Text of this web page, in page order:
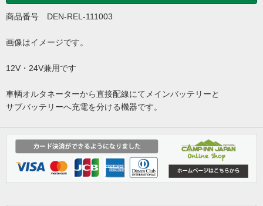
商品番号 DEN-REL-111003
画像はイメージです。
12V・24V兼用です
車輌オルタネーターから直接配線にてメインバッテリーと
サブバッテリーへ充電を分ける機器です。